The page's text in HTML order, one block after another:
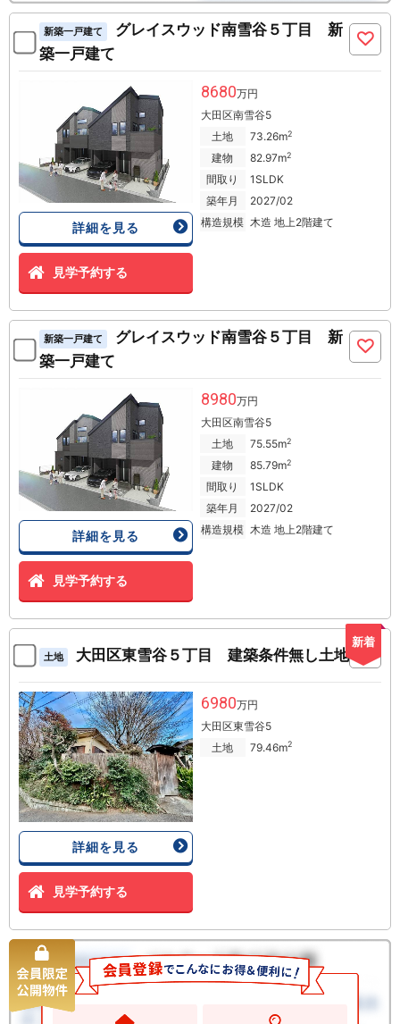
新築一戸建て
グレイスウッド南雪谷５丁目 新
築一戸建て
詳細を見る
見学予約する
8680万円
大田区南雪谷5
土地
73.26m2
建物 82.97m2
間取り
1SLDK
築年月
2027/02
構造規模 木造 地上2階建て
新築一戸建て
グレイスウッド南雪谷５丁目 新
築一戸建て
詳細を見る
見学予約する
8980万円
大田区南雪谷5
土地
75.55m2
建物 85.79m2
間取り
1SLDK
築年月
2027/02
構造規模 木造 地上2階建て
新着
土地 大田区東雪谷５丁目 建築条件無し土地
詳細を見る
見学予約する
6980万円
大田区東雪谷5
土地
79.46m2